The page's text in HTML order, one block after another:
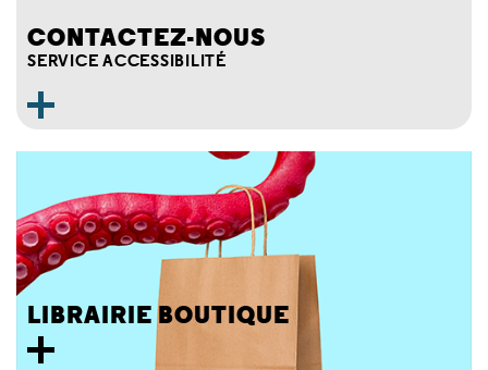
CONTACTEZ-NOUS
SERVICE ACCESSIBILITÉ
LIBRAIRIE BOUTIQUE